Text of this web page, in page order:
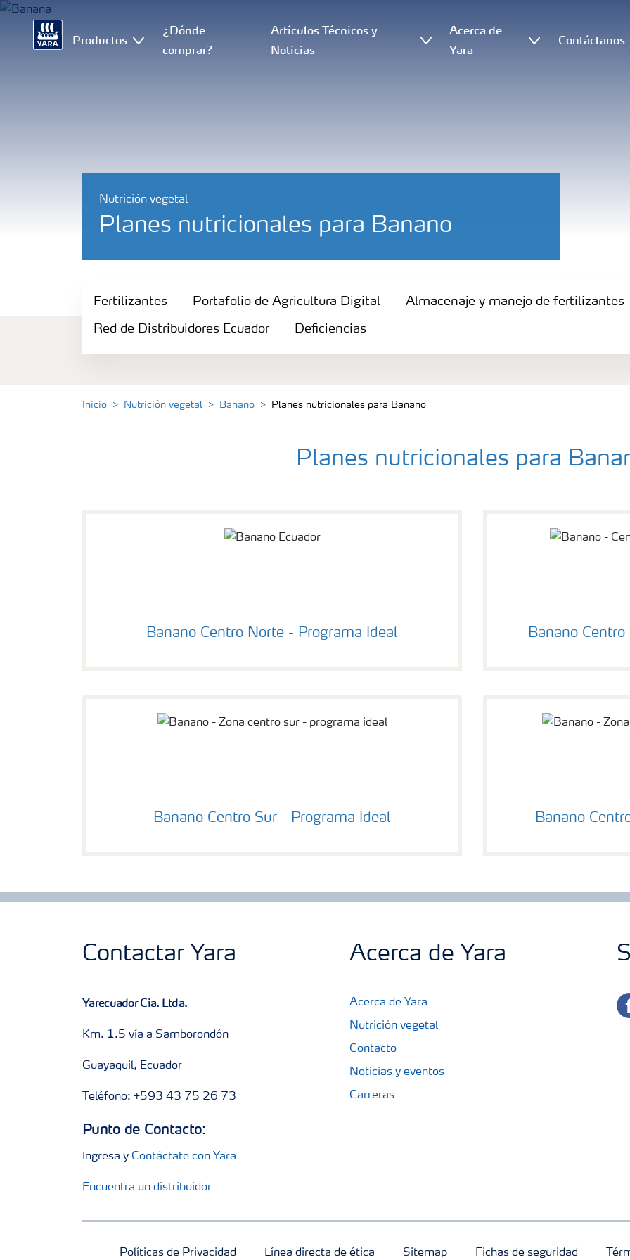
Productos
¿Dónde
comprar?
Artículos Técnicos y
Noticias
Acerca de
Yara
Contáctanos
Nutrición vegetal
Planes nutricionales para Banano
Portafolio de Agricultura Digital
Fertilizantes Portafolio de Agricultura Digital Almacenaje y manejo de fertilizantes
Red de Distribuidores Ecuador Deficiencias
Inicio Nutrición vegetal Banano Planes nutricionales para Banano
Planes nutricionales para
Banano Centro Norte - Programa ideal Banano
Banano Centro Sur - Programa ideal Banano
Contactar Yara
Yarecuador Cia. Ltda.
Km. 1.5 vía a Samborondón
Guayaquil, Ecuador
Teléfono: +593 43 75 26 73
Punto de Contacto:
Ingresa y Contáctate con Yara
Encuentra un distribuidor
Acerca de Yara
Acerca de Yara
Nutrición vegetal
Contacto
Noticias y eventos
Carreras
Políticas de Privacidad Línea directa de ética Sitemap Fichas de seguridad